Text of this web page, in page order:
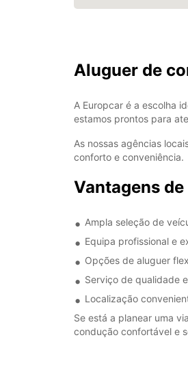
Aluguer de
A Europcar é a escolha
estamos prontos para
As nossas agências
conforto e conveniência.
Vantagens
Ampla seleção de
Equipa profissional e
Opções de aluguer
Serviço de qualidade
Localização
Se está a planear uma
condução confortável e